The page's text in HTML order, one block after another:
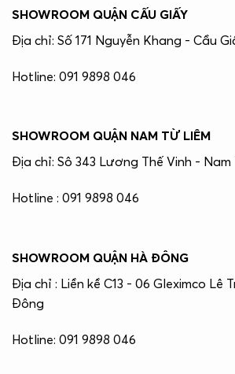
SHOWROOM QUẬN CẤU GIẤY
Địa chỉ: Số 171 Nguyễn Khang - Cầu
Hotline: 091 9898 046
SHOWROOM QUẬN NAM TỪ LIÊM
Địa chỉ: Sô 343 Lương Thế Vinh - Nam
Hotline : 091 9898 046
SHOWROOM QUẬN HÀ ĐÔNG
Địa chỉ : Liền kề C13 - 06 Gleximco Lê
Đông
Hotline: 091 9898 046